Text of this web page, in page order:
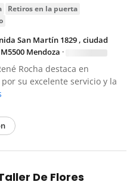
retiros en la puerta
San Martín 1829 , ciudad
Mendoza ·
Rocha destaca en
su excelente servicio y la
De Flores